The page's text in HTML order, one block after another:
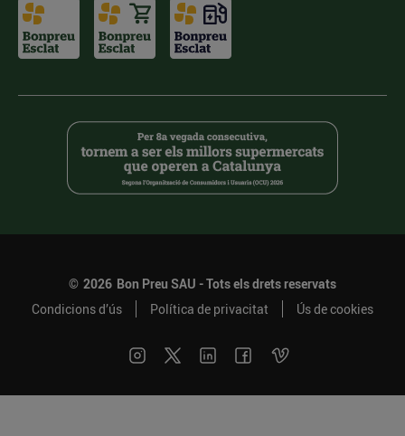
© 2026 Bon Preu SAU - Tots els drets reservats
Condicions d’ús
Política de privacitat Ús de cookies